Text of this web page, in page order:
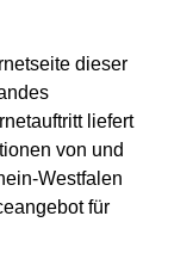
dieser
liefert
von und
Westfalen
für